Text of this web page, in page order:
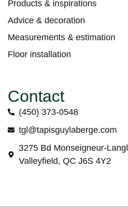
Products & inspirations
Advice & decoration
Measurements & estimation
Floor installation
Contact
(450) 373-0548
tgl@tapisguylaberge.com
3275 Bd Monseigneur-
Valleyfield, QC J6S 4Y2